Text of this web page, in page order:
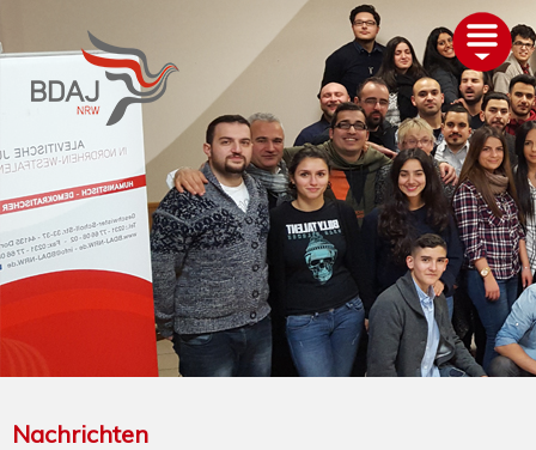
AKTUELLES
ÜBER UNS
TERMINE
GLIEDERUNGEN
PROJEKTE
ALEVITENTUM
SERVICE
Nachrichten